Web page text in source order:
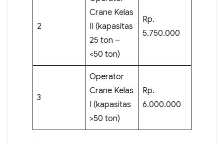
2
Crane Kelas
II (kapasitas
25 ton –
<50 ton)
Rp.
5.750.000
3
Operator
Crane Kelas
I (kapasitas
>50 ton)
Rp.
6.000.000